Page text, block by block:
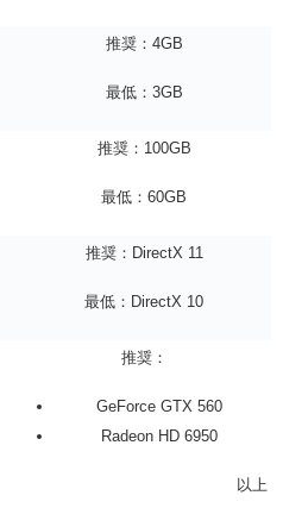
推奨：4GB
最低：3GB
推奨：100GB
最低：60GB
推奨：DirectX 11
最低：DirectX 10
推奨：
GeForce GTX 560
Radeon HD 6950
以上